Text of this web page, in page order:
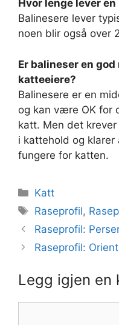
Hvor lenge lever
Balinesere lever
noen blir også over
Er balineser en
katteeiere?
Balinesere er en
og kan være OK for
katt. Men det
i kattehold og
fungere for katten.
Kategorier
Katt
Stikkord
Raseprofil,
Raseprofil:
Raseprofil:
Legg igjen en